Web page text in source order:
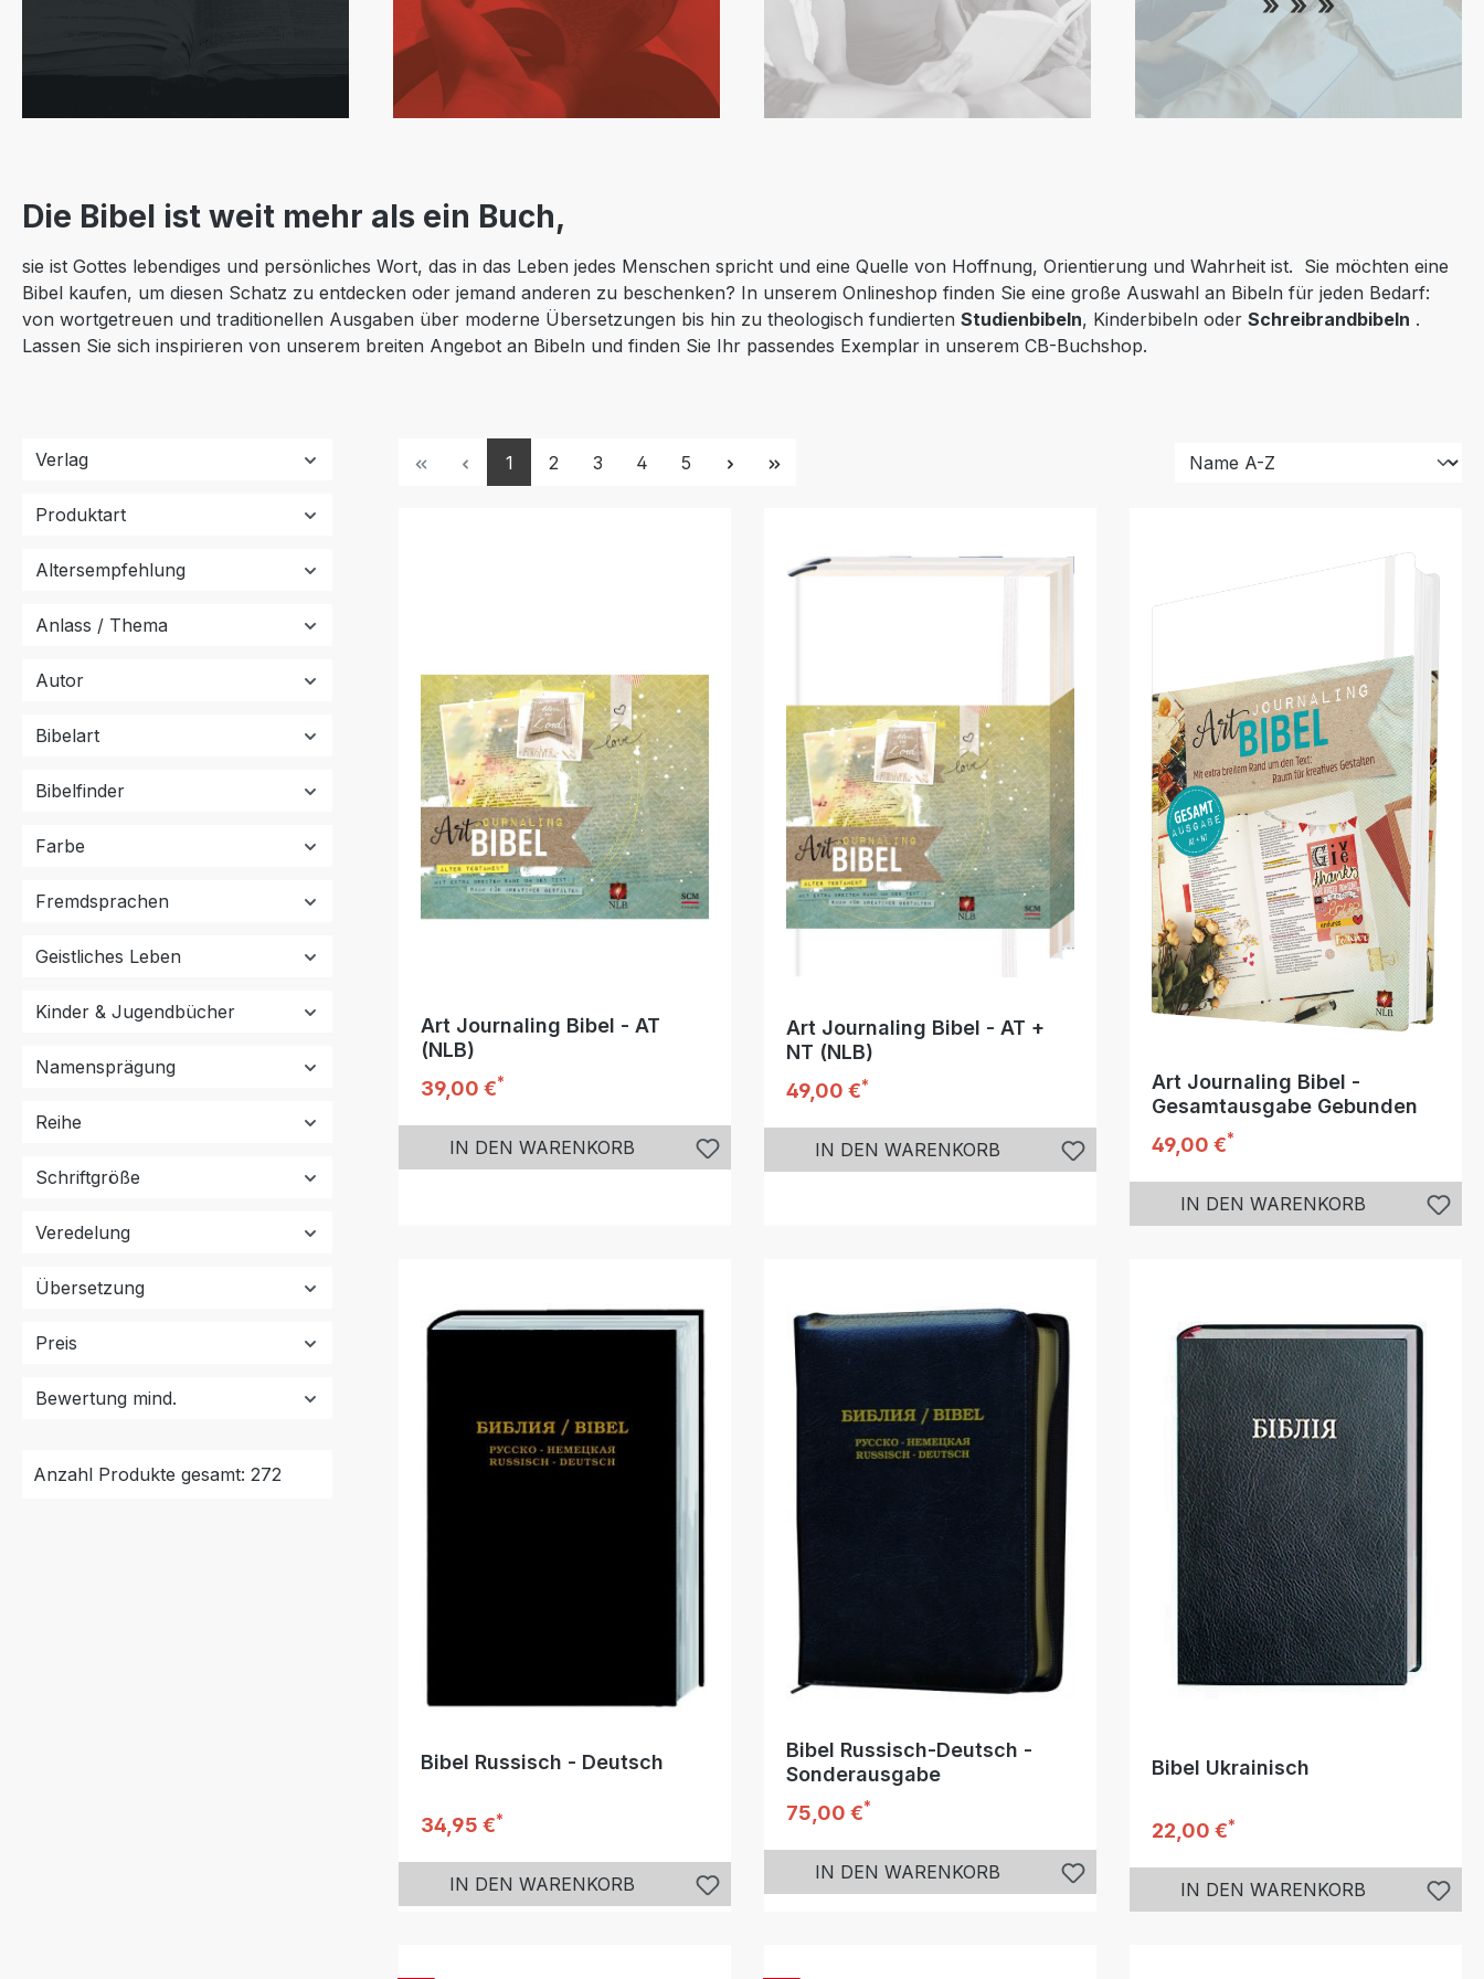
Die Bibel ist weit mehr als ein Buch,
sie ist Gottes lebendiges und persönliches Wort, das in das Leben jedes Menschen spricht und eine Quelle von Hoffnung, Orientierung und Wahrheit ist. Sie möchten eine
Bibel kaufen, um diesen Schatz zu entdecken oder jemand anderen zu beschenken? In unserem Onlineshop finden Sie eine große Auswahl an Bibeln für jeden Bedarf:
von wortgetreuen und traditionellen Ausgaben über moderne Übersetzungen bis hin zu theologisch fundierten Studienbibeln, Kinderbibeln oder Schreibrandbibeln .
Lassen Sie sich inspirieren von unserem breiten Angebot an Bibeln und finden Sie Ihr passendes Exemplar in unserem CB-Buchshop.
Verlag
Produktart
Altersempfehlung
Anlass / Thema
Autor
Bibelart
Bibelfinder
Farbe
Fremdsprachen
Geistliches Leben
Kinder & Jugendbücher
Namensprägung
Reihe
Schriftgröße
Veredelung
Übersetzung
Preis
Bewertung mind.
Anzahl Produkte gesamt: 272
Seite
1 Seite
2 Seite
3 Seite
4 Seite
5
Art Journaling Bibel - AT
(NLB)
Regulärer Preis:
39,00 €*
IN DEN WARENKORB
Art Journaling Bibel - AT +
NT (NLB)
Regulärer Preis:
49,00 €*
IN DEN WARENKORB
Art Journaling Bibel -
Gesamtausgabe Gebunden
Regulärer Preis:
49,00 €*
IN DEN WARENKORB
Bibel Russisch - Deutsch
Regulärer Preis:
34,95 €*
IN DEN WARENKORB
Bibel Russisch-Deutsch -
Sonderausgabe
Regulärer Preis:
75,00 €*
IN DEN WARENKORB
Bibel Ukrainisch
Regulärer Preis:
22,00 €*
IN DEN WARENKORB